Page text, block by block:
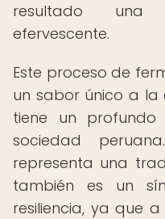
resultado una
efervescente.
Este proceso de
un sabor único a la
tiene un
sociedad
representa una
también es un
resiliencia, ya que